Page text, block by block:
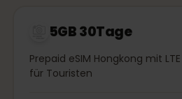
5GB 30Tage
Prepaid eSIM Hongkong mit
für Touristen